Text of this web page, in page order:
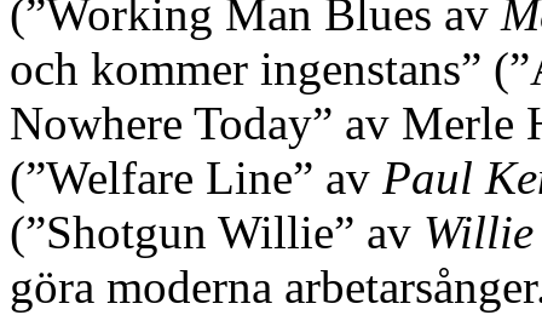
(”Working Man Blues av
och kommer ingenstans”
Nowhere Today” av Merle
(”Welfare Line” av Paul
(”Shotgun Willie” av Willie
göra moderna